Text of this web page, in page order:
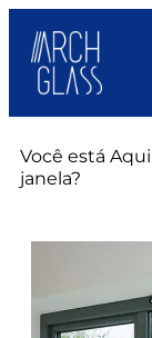
Você está
janela?